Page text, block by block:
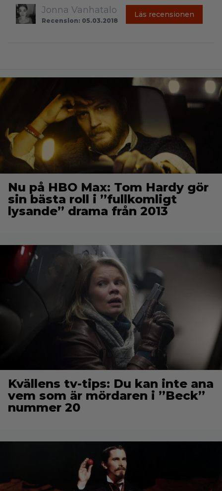
Jonna Vanhatalo
Recension: 05.03.2018
Läs recensionen
Nu på HBO Max: Tom Hardy gör
sin bästa roll i ”fullkomligt
lysande” drama från 2013
Kvällens tv-tips: Du kan inte ana
vem som är mördaren i ”Beck”
nummer 20